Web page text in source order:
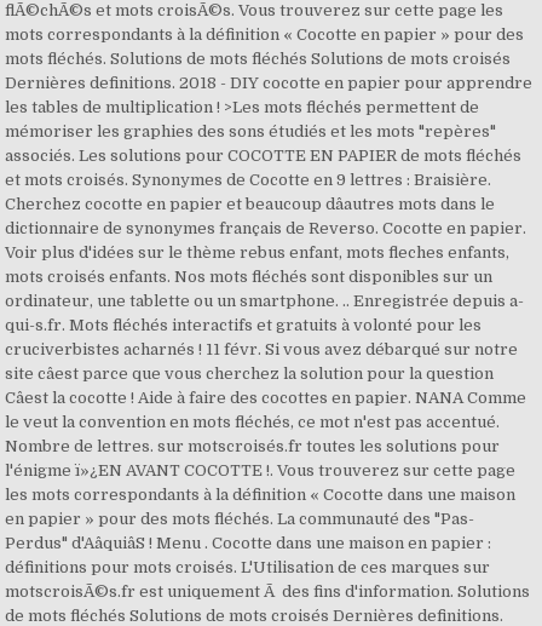
flÃ©chÃ©s et mots croisÃ©s. Vous trouverez sur cette page les
mots correspondants à la définition « Cocotte en papier » pour des
mots fléchés. Solutions de mots fléchés Solutions de mots croisés
Dernières definitions. 2018 - DIY cocotte en papier pour apprendre
les tables de multiplication ! >Les mots fléchés permettent de
mémoriser les graphies des sons étudiés et les mots "repères"
associés. Les solutions pour COCOTTE EN PAPIER de mots fléchés
et mots croisés. Synonymes de Cocotte en 9 lettres : Braisière.
Cherchez cocotte en papier et beaucoup dâautres mots dans le
dictionnaire de synonymes français de Reverso. Cocotte en papier.
Voir plus d'idées sur le thème rebus enfant, mots fleches enfants,
mots croisés enfants. Nos mots fléchés sont disponibles sur un
ordinateur, une tablette ou un smartphone. .. Enregistrée depuis a-
qui-s.fr. Mots fléchés interactifs et gratuits à volonté pour les
cruciverbistes acharnés ! 11 févr. Si vous avez débarqué sur notre
site câest parce que vous cherchez la solution pour la question
Câest la cocotte ! Aide à faire des cocottes en papier. NANA Comme
le veut la convention en mots fléchés, ce mot n'est pas accentué.
Nombre de lettres. sur motscroisés.fr toutes les solutions pour
l'énigme ï»¿EN AVANT COCOTTE !. Vous trouverez sur cette page
les mots correspondants à la définition « Cocotte dans une maison
en papier » pour des mots fléchés. La communauté des "Pas-
Perdus" d'AâquiâS ! Menu . Cocotte dans une maison en papier :
définitions pour mots croisés. L'Utilisation de ces marques sur
motscroisÃ©s.fr est uniquement Ã des fins d'information. Solutions
de mots fléchés Solutions de mots croisés Dernières definitions.